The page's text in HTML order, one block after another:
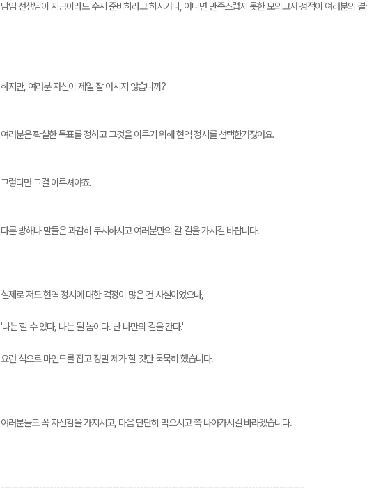
담임 선생님이 지금이라도 수시 준비하라고 하시거나, 아니면 만족스럽지 못한 모의고사 성적이 여러분의
하지만, 여러분 자신이 제일 잘 아시지 않습니까?
여러분은 확실한 목표를 정하고 그것을 이루기 위해 현역 정시를 선택한거잖아요.
그렇다면 그걸 이루셔야죠.
다른 방해나 말들은 과감히 무시하시고 여러분만의 갈 길을 가시길 바랍니다.
실제로 저도 현역 정시에 대한 걱정이 많은 건 사실이었으나,
'나는 할 수 있다, 나는 될 놈이다. 난 나만의 길을 간다.'
요런 식으로 마인드를 잡고 정말 제가 할 것만 묵묵히 했습니다.
여러분들도 꼭 자신감을 가지시고, 마음 단단히 먹으시고 쭉 나아가시길 바라겠습니다.
---------------------------------------------------------------------------------------